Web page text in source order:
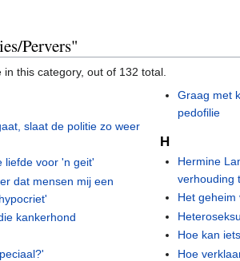
Pervers"
this category, out of 132 total.
slaat de politie zo weer
liefde voor 'n geit'
dat mensen mij een
kankerhond
Graag met
pedofilie
H
Hermine
verhouding
Het geheim
Hoe kan
Hoe